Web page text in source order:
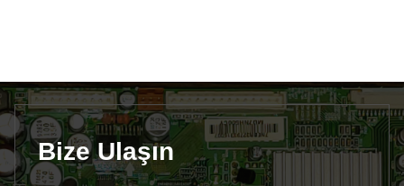
Bize Ulaşın